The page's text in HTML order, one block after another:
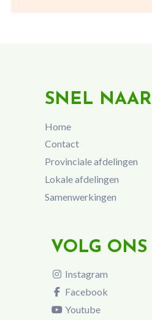
SNEL NAAR
Home
Contact
Provinciale afdelingen
Lokale afdelingen
Samenwerkingen
VOLG ONS
Instagram
Facebook
Youtube